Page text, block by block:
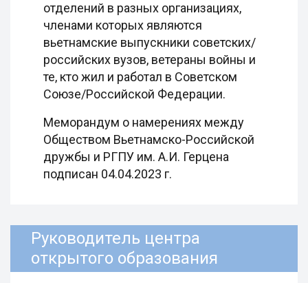
отделений в разных организациях,
членами которых являются
вьетнамские выпускники советских/
российских вузов, ветераны войны и
те, кто жил и работал в Советском
Союзе/Российской Федерации.
Меморандум о намерениях между
Обществом Вьетнамско-Российской
дружбы и РГПУ им. А.И. Герцена
подписан 04.04.2023 г.
Руководитель центра
открытого образования